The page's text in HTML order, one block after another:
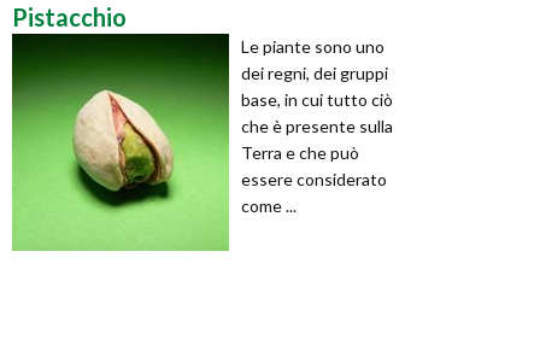
Pistacchio
Le piante sono uno
dei regni, dei gruppi
base, in cui tutto ciò
che è presente sulla
Terra e che può
essere considerato
come ...